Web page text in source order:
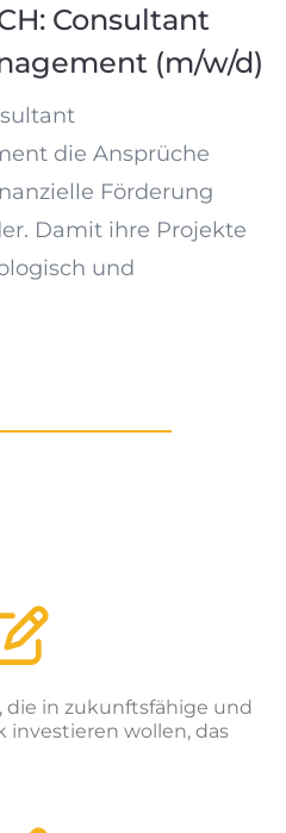
Consultant
(m/w/d)
die Ansprüche
Förderung
Damit ihre Projekte
und
in zukunftsfähige und
investieren wollen, das